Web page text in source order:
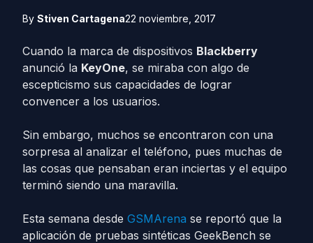
By Stiven Cartagena22 noviembre, 2017
Cuando la marca de dispositivos Blackberry
anunció la KeyOne, se miraba con algo de
escepticismo sus capacidades de lograr
convencer a los usuarios.
Sin embargo, muchos se encontraron con una
sorpresa al analizar el teléfono, pues muchas de
las cosas que pensaban eran inciertas y el equipo
terminó siendo una maravilla.
Esta semana desde GSMArena se reportó que la
aplicación de pruebas sintéticas GeekBench se